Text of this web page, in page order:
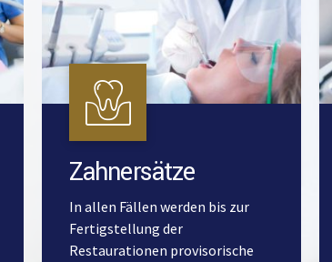
Zahnersätze
In allen Fällen werden bis zur
Fertigstellung der
Restaurationen provisorische